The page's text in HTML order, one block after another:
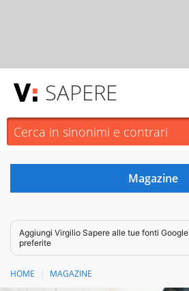
SAPERE
Aggiungi Virgilio Sapere alle tue fonti Google
preferite
HOME MAGAZINE